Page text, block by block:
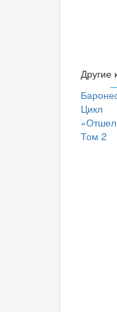
Другие
Цикл
Том 2